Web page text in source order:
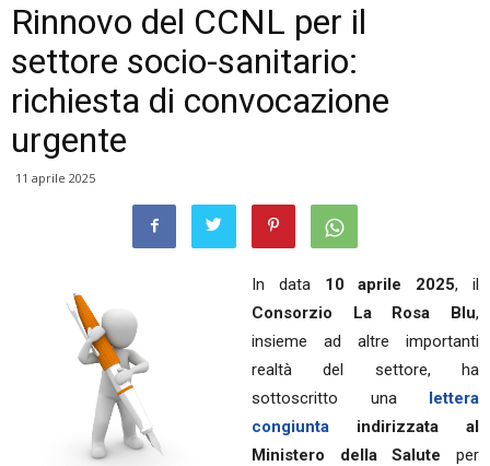
Rinnovo del CCNL per il
settore socio-sanitario:
richiesta di convocazione
urgente
11 aprile 2025
In data 10 aprile 2025, il
Consorzio La Rosa Blu,
insieme ad altre importanti
realtà del settore, ha
sottoscritto una lettera
congiunta indirizzata al
Ministero della Salute per